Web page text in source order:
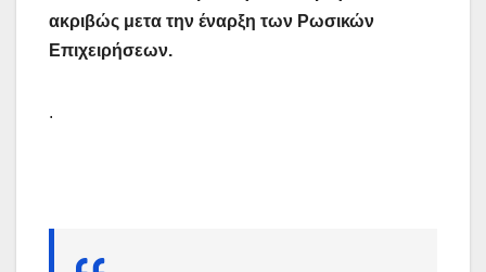
ακριβώς μετα την έναρξη των Ρωσικών
Επιχειρήσεων.
.